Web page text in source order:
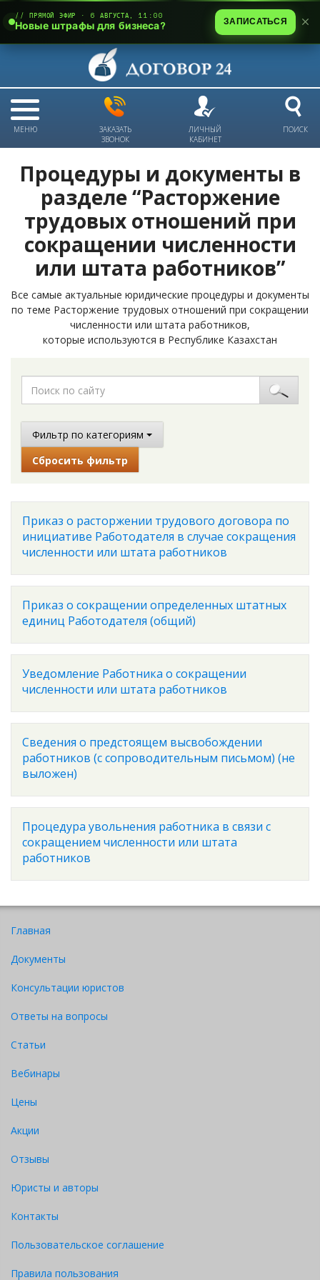
МЕНЮ
ЗАКАЗАТЬ
ЗВОНОК
ЛИЧНЫЙ
КАБИНЕТ
ПОИСК
Процедуры и документы в
разделе “Расторжение
трудовых отношений при
сокращении численности
или штата работников”
Все самые актуальные юридические процедуры и документы
по теме Расторжение трудовых отношений при сокращении
численности или штата работников,
которые используются в Республике Казахстан
Фильтр по категориям
Сбросить фильтр
Приказ о расторжении трудового договора по
инициативе Работодателя в случае сокращения
численности или штата работников
Приказ о сокращении определенных штатных
единиц Работодателя (общий)
Уведомление Работника о сокращении
численности или штата работников
Сведения о предстоящем высвобождении
работников (с сопроводительным письмом) (не
выложен)
Процедура увольнения работника в связи с
сокращением численности или штата
работников
Главная
Документы
Консультации юристов
Ответы на вопросы
Статьи
Вебинары
Цены
Акции
Отзывы
Юристы и авторы
Контакты
Пользовательское соглашение
Правила пользования
// ПРЯМОЙ ЭФИР · 6 АВГУСТА, 11:00
Новые штрафы для бизнеса? ЗАПИСАТЬСЯ